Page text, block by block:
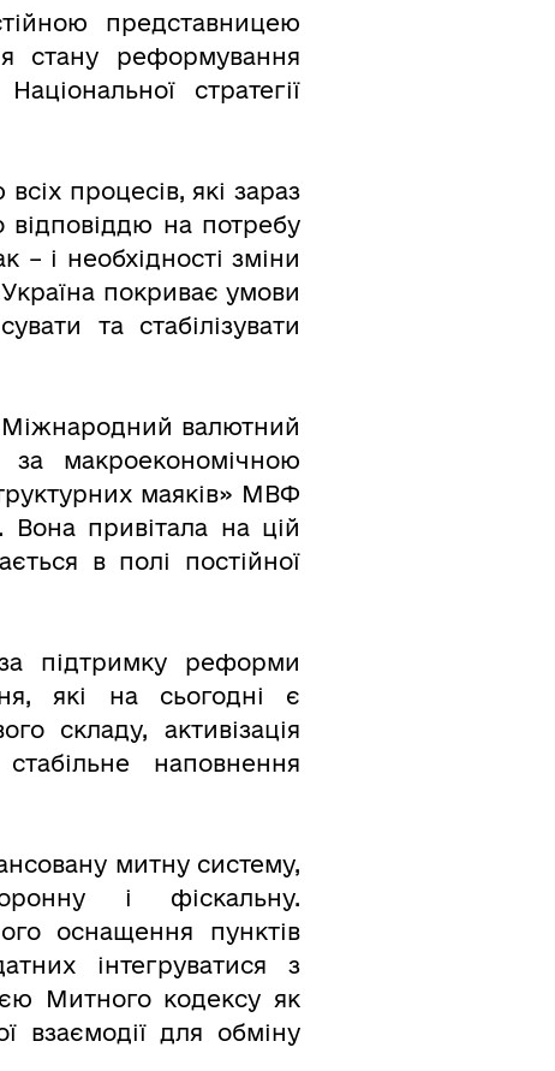
представницею
стану реформування
стратегії
процесів, які зараз
відповіддю на потребу
– і необхідності зміни
покриває умови
та стабілізувати
Міжнародний валютний
макроекономічною
маяків» МВФ
привітала на цій
в полі постійної
підтримку реформи
які на сьогодні є
складу, активізація
наповнення
митну систему,
і фіскальну.
оснащення пунктів
інтегруватися з
Митного кодексу як
взаємодії для обміну